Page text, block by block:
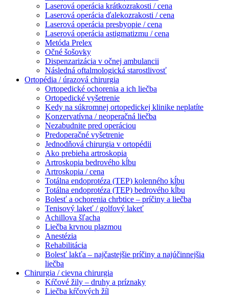
Laserová operácia krátkozrakosti / cena
Laserová operácia ďalekozrakosti / cena
Laserová operácia presbyopie / cena
Laserová operácia astigmatizmu / cena
Metóda Prelex
Očné šošovky
Dispenzarizácia v očnej ambulancii
Následná oftalmologická starostlivosť
Ortopédia / úrazová chirurgia
Ortopedické ochorenia a ich liečba
Ortopedické vyšetrenie
Kedy na súkromnej ortopedickej klinike neplatíte
Konzervatívna / neoperačná liečba
Nezabudnite pred operáciou
Predoperačné vyšetrenie
Jednodňová chirurgia v ortopédii
Ako prebieha artroskopia
Artroskopia bedrového kĺbu
Artroskopia / cena
Totálna endoprotéza (TEP) kolenného kĺbu
Totálna endoprotéza (TEP) bedrového kĺbu
Bolesť a ochorenia chrbtice – príčiny a liečba
Tenisový lakeť / golfový lakeť
Achillova šľacha
Liečba krvnou plazmou
Anestézia
Rehabilitácia
Bolesť lakťa – najčastejšie príčiny a najúčinnejšia
liečba
Chirurgia / cievna chirurgia
Kŕčové žily – druhy a príznaky
Liečba kŕčových žíl